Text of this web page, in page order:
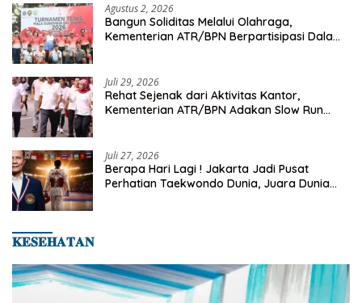
Agustus 2, 2026
Bangun Soliditas Melalui Olahraga,
Kementerian ATR/BPN Berpartisipasi Dalam
Juli 29, 2026
Rehat Sejenak dari Aktivitas Kantor,
Kementerian ATR/BPN Adakan Slow Run
Juli 27, 2026
Berapa Hari Lagi ! Jakarta Jadi Pusat
Perhatian Taekwondo Dunia, Juara Dunia
𝐊𝐄𝐒𝐄𝐇𝐀𝐓𝐀𝐍